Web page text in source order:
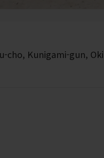
cho, Kunigami-gun,